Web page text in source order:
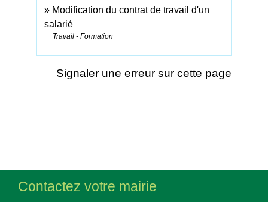
Modification du contrat de travail d'un
salarié
Travail - Formation
Signaler une erreur sur cette page
Contactez votre mairie